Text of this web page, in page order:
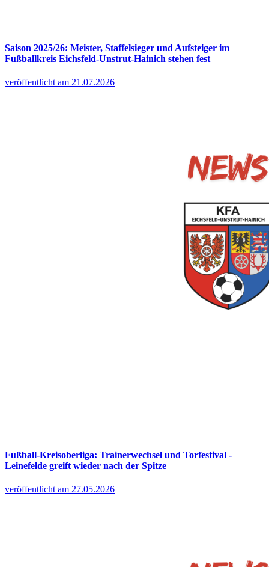
Saison 2025/26: Meister, Staffelsieger und Aufsteiger im
Fußballkreis Eichsfeld-Unstrut-Hainich stehen fest
veröffentlicht am 21.07.2026
Fußball-Kreisoberliga: Trainerwechsel und Torfestival -
Leinefelde greift wieder nach der Spitze
veröffentlicht am 27.05.2026